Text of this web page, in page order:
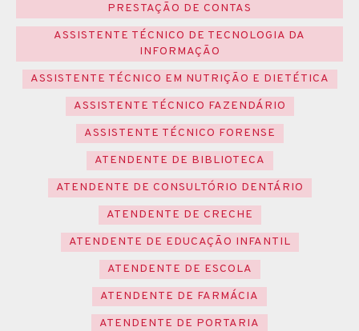
PRESTAÇÃO DE CONTAS
ASSISTENTE TÉCNICO DE TECNOLOGIA DA
INFORMAÇÃO
ASSISTENTE TÉCNICO EM NUTRIÇÃO E DIETÉTICA
ASSISTENTE TÉCNICO FAZENDÁRIO
ASSISTENTE TÉCNICO FORENSE
ATENDENTE DE BIBLIOTECA
ATENDENTE DE CONSULTÓRIO DENTÁRIO
ATENDENTE DE CRECHE
ATENDENTE DE EDUCAÇÃO INFANTIL
ATENDENTE DE ESCOLA
ATENDENTE DE FARMÁCIA
ATENDENTE DE PORTARIA